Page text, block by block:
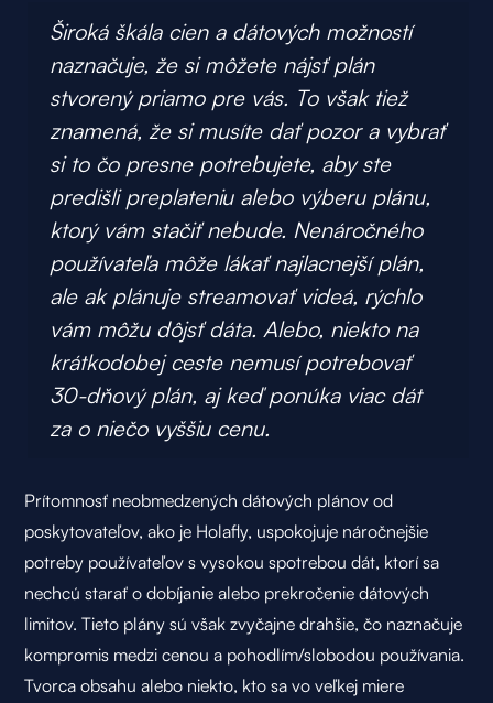
Široká škála cien a dátových možností
naznačuje, že si môžete nájsť plán
stvorený priamo pre vás. To však tiež
znamená, že si musíte dať pozor a vybrať
si to čo presne potrebujete, aby ste
predišli preplateniu alebo výberu plánu,
ktorý vám stačiť nebude. Nenáročného
používateľa môže lákať najlacnejší plán,
ale ak plánuje streamovať videá, rýchlo
vám môžu dôjsť dáta. Alebo, niekto na
krátkodobej ceste nemusí potrebovať
30-dňový plán, aj keď ponúka viac dát
za o niečo vyššiu cenu.
Prítomnosť neobmedzených dátových plánov od
poskytovateľov, ako je Holafly, uspokojuje náročnejšie
potreby používateľov s vysokou spotrebou dát, ktorí sa
nechcú starať o dobíjanie alebo prekročenie dátových
limitov. Tieto plány sú však zvyčajne drahšie, čo naznačuje
kompromis medzi cenou a pohodlím/slobodou používania.
Tvorca obsahu alebo niekto, kto sa vo veľkej miere